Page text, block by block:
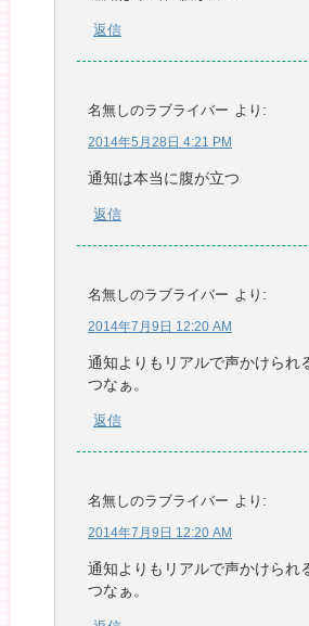
返信
名無しのラブライバー より:
2014年5月28日 4:21 PM
通知は本当に腹が立つ
返信
名無しのラブライバー より:
2014年7月9日 12:20 AM
通知よりもリアルで声かけられ
つなぁ。
返信
名無しのラブライバー より:
2014年7月9日 12:20 AM
通知よりもリアルで声かけられ
つなぁ。